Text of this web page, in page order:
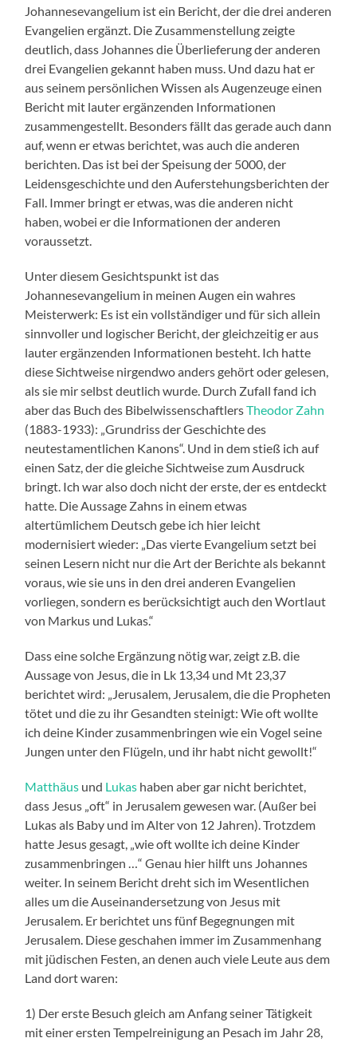
Johannesevangelium ist ein Bericht, der die drei anderen
Evangelien ergänzt. Die Zusammenstellung zeigte
deutlich, dass Johannes die Überlieferung der anderen
drei Evangelien gekannt haben muss. Und dazu hat er
aus seinem persönlichen Wissen als Augenzeuge einen
Bericht mit lauter ergänzenden Informationen
zusammengestellt. Besonders fällt das gerade auch dann
auf, wenn er etwas berichtet, was auch die anderen
berichten. Das ist bei der Speisung der 5000, der
Leidensgeschichte und den Auferstehungsberichten der
Fall. Immer bringt er etwas, was die anderen nicht
haben, wobei er die Informationen der anderen
voraussetzt.
Unter diesem Gesichtspunkt ist das
Johannesevangelium in meinen Augen ein wahres
Meisterwerk: Es ist ein vollständiger und für sich allein
sinnvoller und logischer Bericht, der gleichzeitig er aus
lauter ergänzenden Informationen besteht. Ich hatte
diese Sichtweise nirgendwo anders gehört oder gelesen,
als sie mir selbst deutlich wurde. Durch Zufall fand ich
aber das Buch des BibelwissenschaftlersTheodor Zahn
(1883-1933): „Grundriss der Geschichte des
neutestamentlichen Kanons“. Und in dem stieß ich auf
einen Satz, der die gleiche Sichtweise zum Ausdruck
bringt. Ich war also doch nicht der erste, der es entdeckt
hatte. Die Aussage Zahns in einem etwas
altertümlichem Deutsch gebe ich hier leicht
modernisiert wieder: „Das vierte Evangelium setzt bei
seinen Lesern nicht nur die Art der Berichte als bekannt
voraus, wie sie uns in den drei anderen Evangelien
vorliegen, sondern es berücksichtigt auch den Wortlaut
von Markus und Lukas.“
Dass eine solche Ergänzung nötig war, zeigt z.B. die
Aussage von Jesus, die in Lk 13,34 und Mt 23,37
berichtet wird: „Jerusalem, Jerusalem, die die Propheten
tötet und die zu ihr Gesandten steinigt: Wie oft wollte
ich deine Kinder zusammenbringen wie ein Vogel seine
Jungen unter den Flügeln, und ihr habt nicht gewollt!“
Matthäus und Lukas haben aber gar nicht berichtet,
dass Jesus „oft“ in Jerusalem gewesen war. (Außer bei
Lukas als Baby und im Alter von 12 Jahren). Trotzdem
hatte Jesus gesagt, „wie oft wollte ich deine Kinder
zusammenbringen …“ Genau hier hilft uns Johannes
weiter. In seinem Bericht dreht sich im Wesentlichen
alles um die Auseinandersetzung von Jesus mit
Jerusalem. Er berichtet uns fünf Begegnungen mit
Jerusalem. Diese geschahen immer im Zusammenhang
mit jüdischen Festen, an denen auch viele Leute aus dem
Land dort waren:
1) Der erste Besuch gleich am Anfang seiner Tätigkeit
mit einer ersten Tempelreinigung an Pesach im Jahr 28,